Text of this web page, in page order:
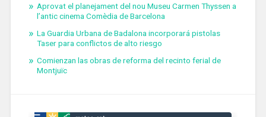
Aprovat el planejament del nou Museu Carmen Thyssen a
l’antic cinema Comèdia de Barcelona
La Guardia Urbana de Badalona incorporará pistolas
Taser para conflictos de alto riesgo
Comienzan las obras de reforma del recinto ferial de
Montjuïc